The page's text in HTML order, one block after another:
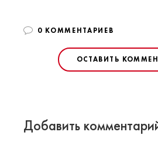
0 КОММЕНТАРИЕВ
ОСТАВИТЬ
Добавить